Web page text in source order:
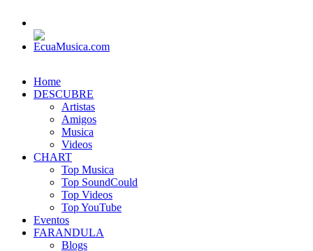
Home
DESCUBRE
Artistas
Amigos
Musica
Videos
CHART
Top Musica
Top SoundCould
Top Videos
Top YouTube
Eventos
FARANDULA
Blogs